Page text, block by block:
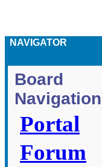
NAVIGATOR
Board
Navigation
Portal
Forum